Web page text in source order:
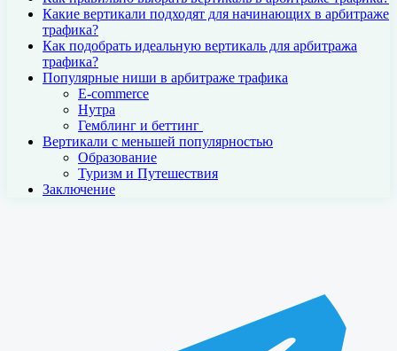
Какие вертикали подходят для начинающих в арбитраже
трафика?
Как подобрать идеальную вертикаль для арбитража
трафика?
Популярные ниши в арбитраже трафика
E-commerce
Нутра
Гемблинг и беттинг
Вертикали с меньшей популярностью
Образование
Туризм и Путешествия
Заключение